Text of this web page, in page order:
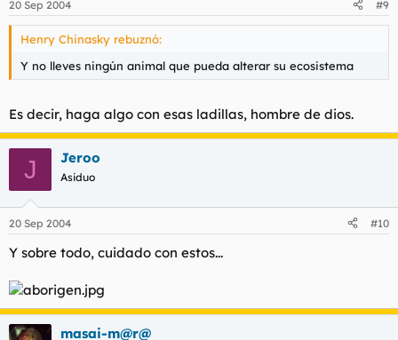
20 Sep 2004 #9
Henry Chinasky rebuznó:
Y no lleves ningún animal que pueda alterar su ecosistema
Es decir, haga algo con esas ladillas, hombre de dios.
J Jeroo
Asiduo
20 Sep 2004 #10
Y sobre todo, cuidado con estos...
masai-m@r@